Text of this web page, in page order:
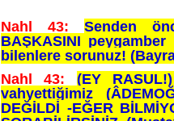
Nahl 43:
Senden
BAŞKASINI peygamber
bilenlere sorunuz!
Nahl 43:
(EY
vahyettiğimiz
DEĞİLDİ -EĞER